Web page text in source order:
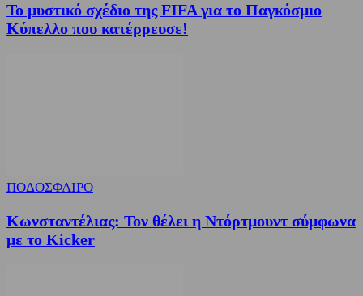
Το μυστικό σχέδιο της FIFA για το Παγκόσμιο
Κύπελλο που κατέρρευσε!
ΠΟΔΟΣΦΑΙΡΟ
Κωνσταντέλιας: Τον θέλει η Ντόρτμουντ σύμφωνα
με το Kicker